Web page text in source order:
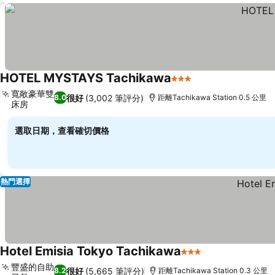
HOTEL MYSTAYS Tachikawa3 星級
8.0很好 (3,002 筆評分)
寬敞豪華雙
床房
距離Tachikawa Station 0.5 公里
選取日期，查看確切價格
熱門選擇
Hotel Emisia Tokyo Tachikawa3 星級
8.2很好 (5,665 筆評分)
豐盛的自助
距離Tachikawa Station 0.3 公里